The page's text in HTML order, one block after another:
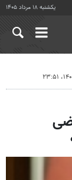
یکشنبه ۱۸ مرداد ۱۴۰۵